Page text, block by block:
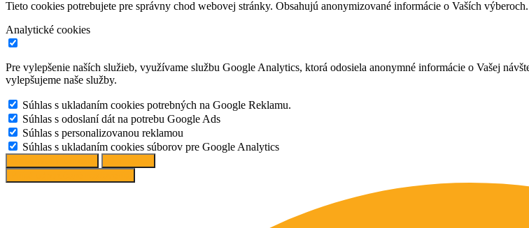
Tieto cookies potrebujete pre správny chod webovej stránky. Obsahujú anonymizované informácie o Vaších výberoch.
Analytické cookies
Pre vylepšenie naších služieb, využívame službu Google Analytics, ktorá odosiela anonymné informácie o Vašej
vylepšujeme naše služby.
Súhlas s ukladaním cookies potrebných na Google Reklamu.
Súhlas s odoslaní dát na potrebu Google Ads
Súhlas s personalizovanou reklamou
Súhlas s ukladaním cookies súborov pre Google Analytics